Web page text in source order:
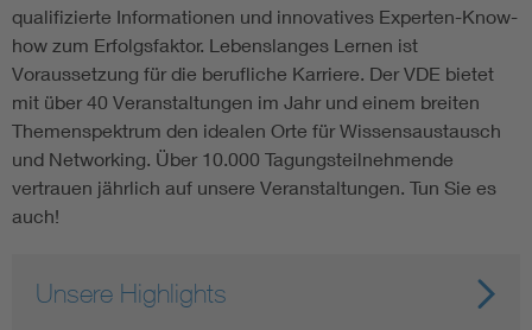
Electromobility
Energy efficiency
Energy storage
Functional safety
qualifizierte Informationen und innovatives Experten-Know-
how zum Erfolgsfaktor. Lebenslanges Lernen ist
Voraussetzung für die berufliche Karriere. Der VDE bietet
mit über 40 Veranstaltungen im Jahr und einem breiten
Themenspektrum den idealen Orte für Wissensaustausch
und Networking. Über 10.000 Tagungsteilnehmende
vertrauen jährlich auf unsere Veranstaltungen. Tun Sie es
auch!
Unsere Highlights